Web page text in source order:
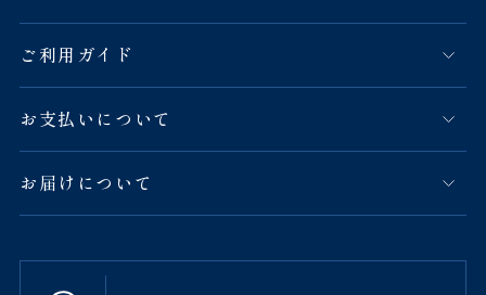
ご利用ガイド
お支払いについて
お届けについて